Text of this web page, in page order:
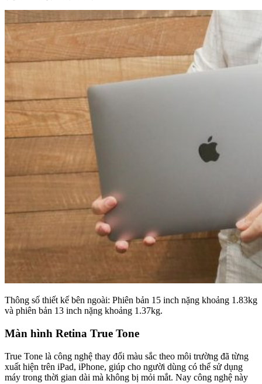
Thông số thiết kế bên ngoài: Phiên bản 15 inch nặng khoảng 1.83kg
và phiên bản 13 inch nặng khoảng 1.37kg.
Màn hình Retina True Tone
True Tone là công nghệ thay đổi màu sắc theo môi trường đã từng
xuất hiện trên iPad, iPhone, giúp cho người dùng có thể sử dụng
máy trong thời gian dài mà không bị mỏi mắt. Nay công nghệ này